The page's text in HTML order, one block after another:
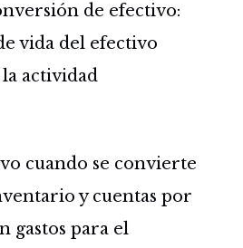
de efectivo:
vida del efectivo
actividad
cuando se convierte
y cuentas por
gastos para el